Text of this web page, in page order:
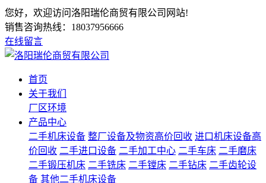
您好，欢迎访问洛阳瑞伦商贸有限公司网站!
销售咨询热线： 18037956666
在线留言
首页
关于我们
厂区环境
产品中心
二手机床设备 整厂设备及物资高价回收 进口机床设备高
价回收 二手进口设备 二手加工中心 二手车床 二手磨床
二手锻压机床 二手铣床 二手镗床 二手钻床 二手齿轮设
备 其他二手机床设备